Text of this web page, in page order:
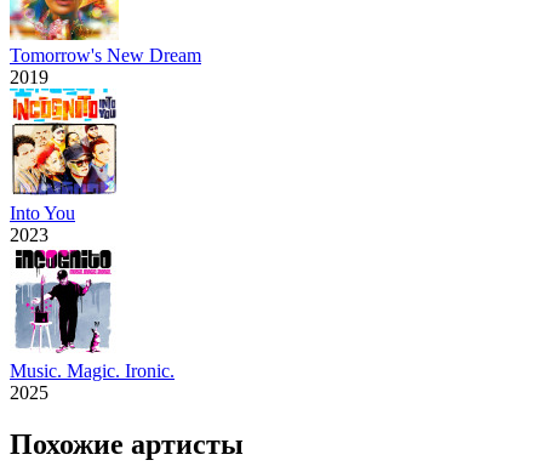
Tomorrow's New Dream
2019
Into You
2023
Music. Magic. Ironic.
2025
Похожие артисты